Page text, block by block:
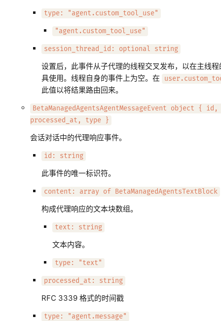
type: "agent.custom_tool_use"
"agent.custom_tool_use"
session_thread_id: optional string
设置后，此事件从子代理的线程交叉发布，以在主线
具使用。线程自身的事件上为空。在
此值以将结果路由回来。
BetaManagedAgentsAgentMessageEvent object {
processed_at, type }
会话对话中的代理响应事件。
id: string
此事件的唯一标识符。
content: array of BetaManagedAgentsTextBlock
构成代理响应的文本块数组。
text: string
文本内容。
type: "text"
processed_at: string
RFC 3339 格式的时间戳
type: "agent.message"